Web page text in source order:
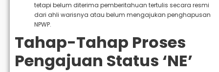
tetapi belum diterima pemberitahuan tertulis secara resmi
dari ahli warisnya atau belum mengajukan penghapusan
NPWP.
Tahap-Tahap Proses
Pengajuan Status ‘NE’